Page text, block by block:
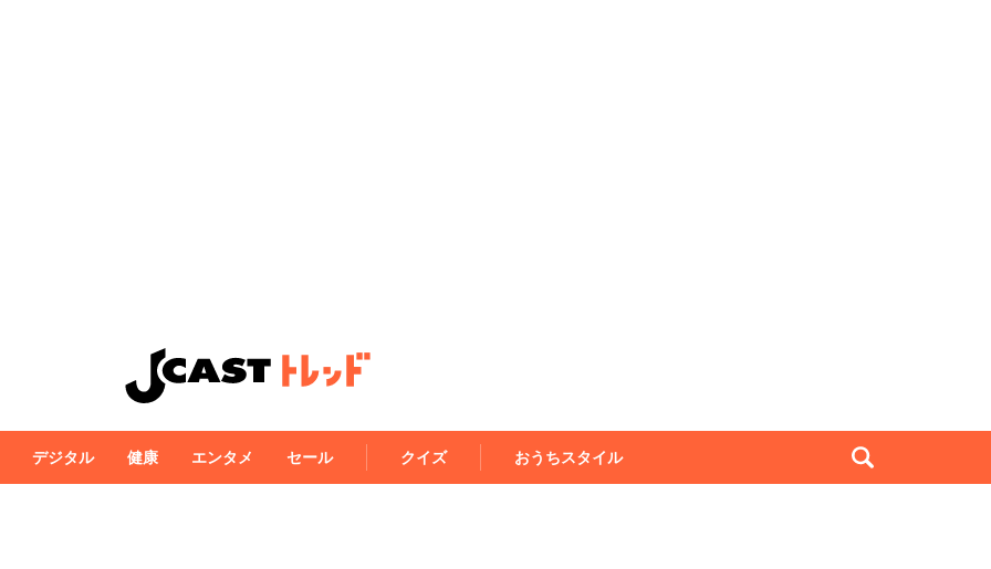
デジタル 健康 エンタメ セール クイズ おうちスタイル